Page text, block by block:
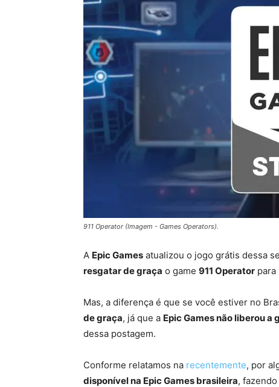
911 Operator (Imagem - Games Operators).
A Epic Games atualizou o jogo grátis dessa
resgatar de graça o game 911 Operator para
Mas, a diferença é que se você estiver no
de graça, já que a Epic Games não liberou a
dessa postagem.
Conforme relatamos na recentemente, por
disponível na Epic Games brasileira,